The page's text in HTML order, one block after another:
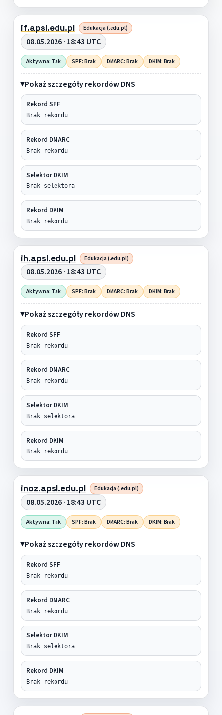
if.apsl.edu.pl Edukacja (.edu.pl)
08.05.2026 · 18:43 UTC
Aktywna: Tak SPF: Brak DMARC: Brak DKIM: Brak
Pokaż szczegóły rekordów DNS
Rekord SPF
Brak rekordu
Rekord DMARC
Brak rekordu
Selektor DKIM
Brak selektora
Rekord DKIM
Brak rekordu
ih.apsl.edu.pl Edukacja (.edu.pl)
08.05.2026 · 18:43 UTC
Aktywna: Tak SPF: Brak DMARC: Brak DKIM: Brak
Pokaż szczegóły rekordów DNS
Rekord SPF
Brak rekordu
Rekord DMARC
Brak rekordu
Selektor DKIM
Brak selektora
Rekord DKIM
Brak rekordu
inoz.apsl.edu.pl Edukacja (.edu.pl)
08.05.2026 · 18:43 UTC
Aktywna: Tak SPF: Brak DMARC: Brak DKIM: Brak
Pokaż szczegóły rekordów DNS
Rekord SPF
Brak rekordu
Rekord DMARC
Brak rekordu
Selektor DKIM
Brak selektora
Rekord DKIM
Brak rekordu